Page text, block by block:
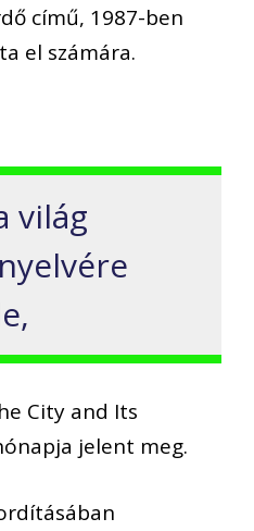
című, 1987-ben
el számára.
világ
City and Its
jelent meg.